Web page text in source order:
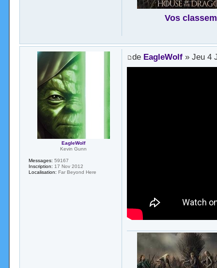
Vos
de EagleWolf» Jeu 4
EagleWolf
Kevin Gunn
Messages: 59167
Inscription: 17 Nov 2012
Localisation: Far Beyond Here